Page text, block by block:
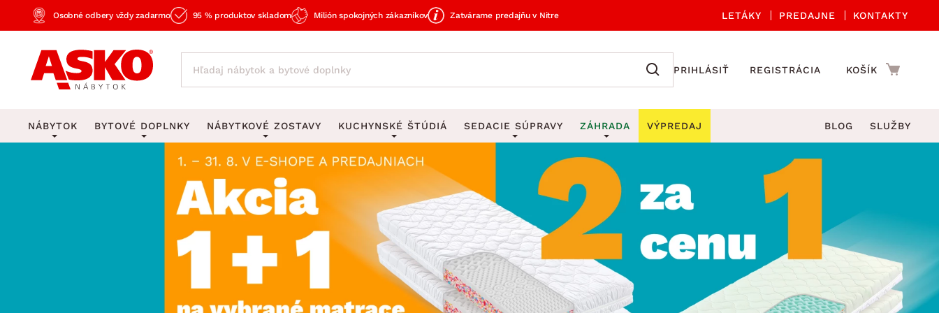
Osobné odbery vždy zadarmo 95 % produktov skladom Milión spokojných zákazníkov Zatvárame predajňu v Nitre LETÁKY PREDAJNE KONTAKTY
PRIHLÁSIŤ REGISTRÁCIA KOŠÍK
NÁBYTOK BYTOVÉ DOPLNKY
OSVETLENIE
Stolové lampy a lampičky
Stropné osvetlenie
Lustre a závesné svietidlá
Stojacie lampy
Zobrazit vše
DEKORÁCIE
Obrazy
Zrkadlá
Hodiny
Vázy
Zobrazit vše
UKLADANIE A ORGANIZÁCIA
Vešiaky na kľúče
Stojany na dáždniky
Stojany na noviny
Stojany na oblečenie
Zobrazit vše
DROBNÉ BYTOVÉ DOPLNKY
Kuchynské príslušenstvo
Záhradné doplnky
NÁBYTKOVÉ ZOSTAVY
Obývacie zostavy
Spálňové zostavy
Kuchynské zostavy
Predsieňové zostavy
KUCHYNSKÉ ŠTÚDIÁ SEDACIE SÚPRAVY
Sedacie súpravy do U
Rohové sedacie súpravy
Sedacie súpravy 3-2-1
Sedacie súpravy na mieru
ZÁHRADA
Záhradné stoličky a kreslá
Záhradné stoly
Záhradné hojdačky
Záhradné lehátka
VÝPREDAJ BLOG SLUŽBY